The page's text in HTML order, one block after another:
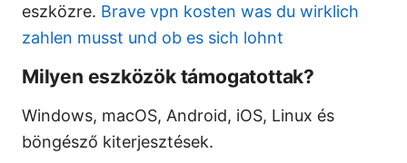
eszközre. Brave vpn kosten was du wirklich
zahlen musst und ob es sich lohnt
Milyen eszközök támogatottak?
Windows, macOS, Android, iOS, Linux és
böngésző kiterjesztések.